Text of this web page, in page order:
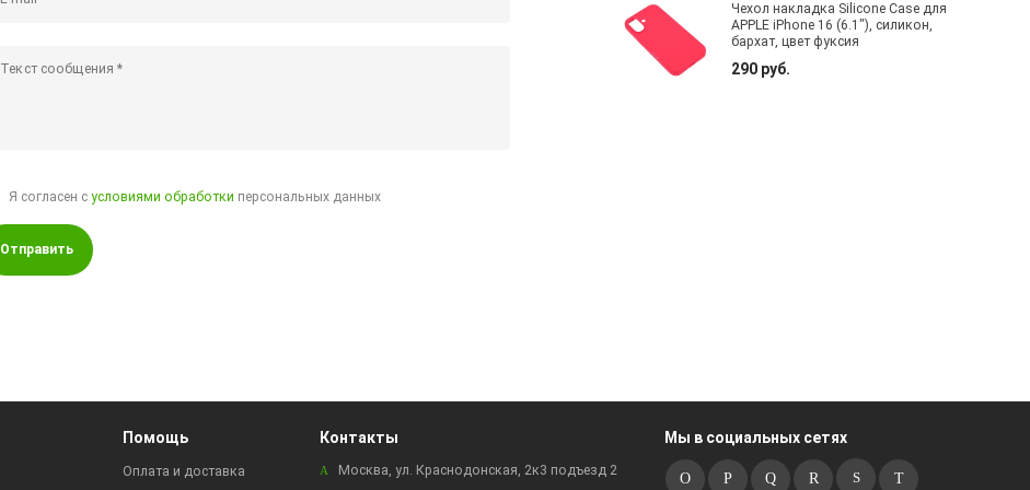
Я согласен сусловиями обработки персональных данных
Отправить
Чехол накладка Silicone Case для
APPLE iPhone 16 (6.1"), силикон,
бархат, цвет фуксия
290 руб.
Помощь
Оплата и доставка
Контакты
Москва, ул. Краснодонская, 2к3 подъезд 2
Мы в социальных сетях